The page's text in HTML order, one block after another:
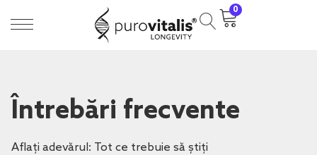
0
Întrebări frecvente
Aflați adevărul: Tot ce trebuie să știți